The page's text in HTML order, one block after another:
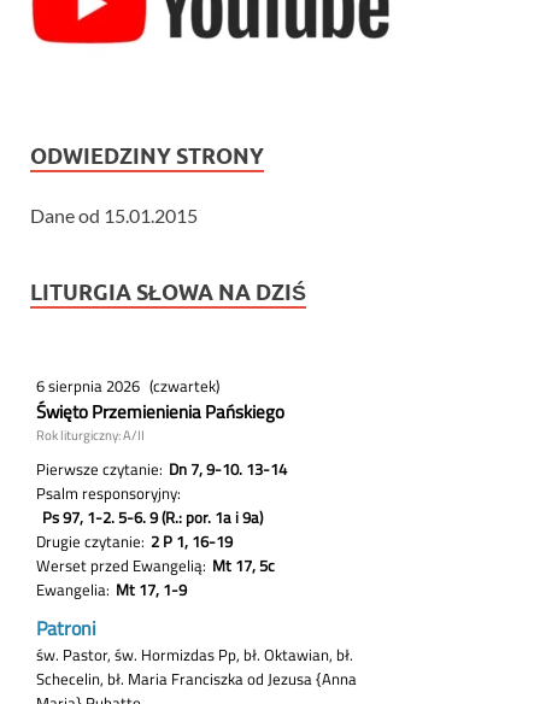
ODWIEDZINY STRONY
Dane od 15.01.2015
LITURGIA SŁOWA NA DZIŚ